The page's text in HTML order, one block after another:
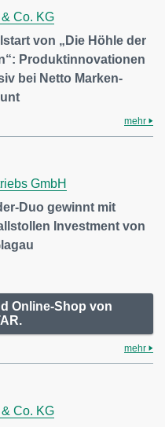
Co. KG
von „Die Höhle der
Produktinnovationen
bei Netto Marken-
mehr
GmbH
Duo gewinnt mit
Investment von
Online-Shop von
mehr
Co. KG